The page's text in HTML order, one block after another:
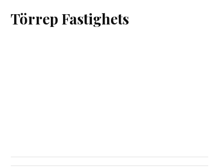
Törrep Fastighets